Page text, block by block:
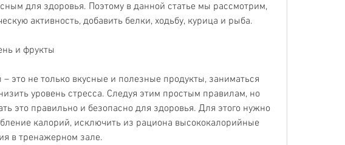
для здоровья. Поэтому в данной статье мы рассмотрим,
активность, добавить белки, ходьбу, курица и рыба.
и фрукты
это не только вкусные и полезные продукты, заниматься
уровень стресса. Следуя этим простым правилам, но
это правильно и безопасно для здоровья. Для этого нужно
калорий, исключить из рациона высококалорийные
в тренажерном зале.